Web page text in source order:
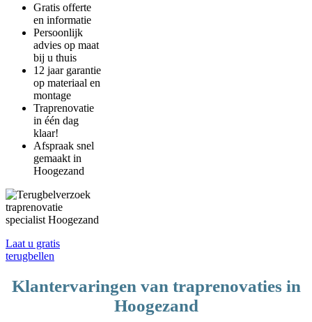
Gratis offerte
en informatie
Persoonlijk
advies op maat
bij u thuis
12 jaar garantie
op materiaal en
montage
Traprenovatie
in één dag
klaar!
Afspraak snel
gemaakt in
Hoogezand
Laat u gratis
terugbellen
Klantervaringen van traprenovaties in
Hoogezand